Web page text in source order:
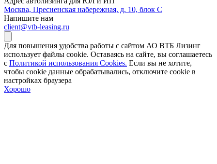
Москва, Пресненская набережная, д. 10, блок С
Напишите нам
client@vtb-leasing.ru
Для повышения удобства работы с сайтом АО ВТБ Лизинг
использует файлы cookie. Оставаясь на сайте, вы соглашаетесь
с Политикой использования Cookies. Если вы не хотите,
чтобы сookie данные обрабатывались, отключите cookie в
настройках браузера
Хорошо